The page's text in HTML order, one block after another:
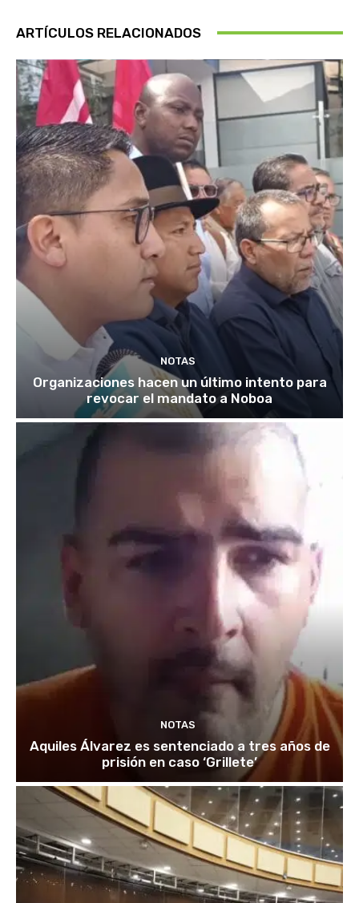
ARTÍCULOS RELACIONADOS
NOTAS
Organizaciones hacen un último intento para
revocar el mandato a Noboa
NOTAS
Aquiles Álvarez es sentenciado a tres años de
prisión en caso ‘Grillete’